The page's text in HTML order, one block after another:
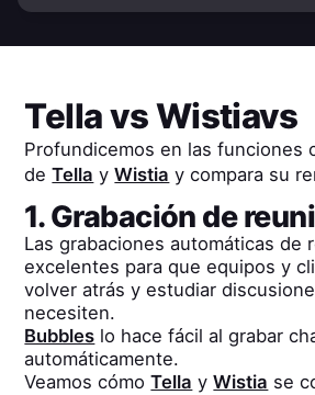
TellavsWistiavs
Profundicemos en las funciones
deTella yWistia y compara su
1. Grabación de
Las grabaciones automáticas de
excelentes para que equipos y
volver atrás y estudiar
necesiten.
Bubbles lo hace fácil al grabar
automáticamente.
Veamos cómoTella yWistia se